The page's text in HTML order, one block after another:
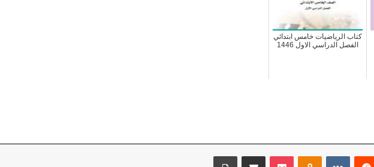
كتاب الرياضيات خامس ابتدائي
الفصل الدراسي الاول 1446
Odnoklassniki
بوكيت مشاركة عبر البريد طباعة